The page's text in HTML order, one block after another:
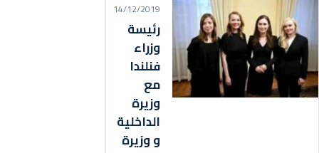
14/12/2019
رئيسة
وزراء
فنلندا
مع
وزيرة
الداخلية
و وزيرة